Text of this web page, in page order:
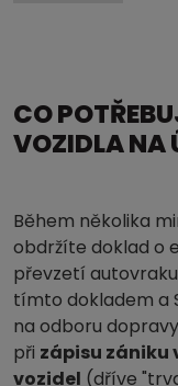
CO
VOZIDLA NA
Během několika
obdržíte doklad o
převzetí
tímto dokladem a
na odboru
při zápisu zániku
vozidel (dříve